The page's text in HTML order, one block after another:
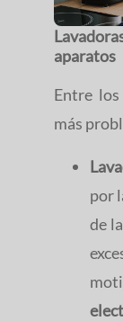
aparatos
Entre
más
por
de